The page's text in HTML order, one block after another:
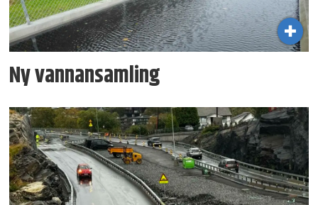
Ny vann­ansamling